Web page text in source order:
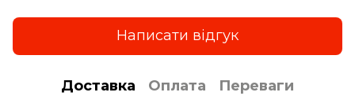
Написати відгук
Доставка Оплата Переваги